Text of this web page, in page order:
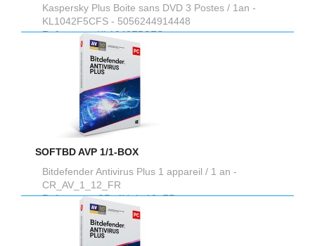
Kaspersky Plus Boite sans DVD 3 Postes / 1an -
KL1042F5CFS - 5056244914448
Reference :KL1042F5CFS
SOFTBD AVP 1/1-BOX
Bitdefender Antivirus Plus 1 appareil / 1 an -
CR_AV_1_12_FR
Reference :CR_AV_1_12_FR